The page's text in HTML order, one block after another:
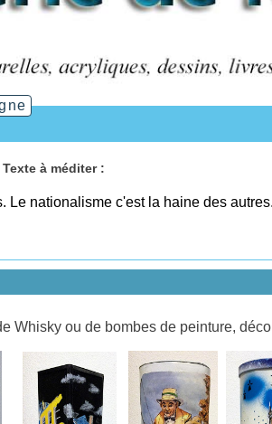
Texte à méditer :
Le nationalisme c'est la haine des autres.
Whisky ou de bombes de peinture,